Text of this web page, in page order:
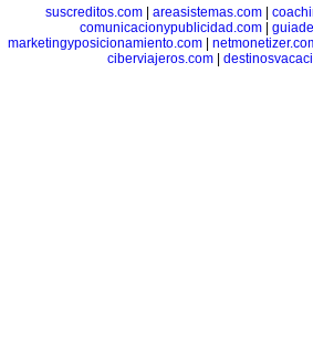
suscreditos.com
areasistemas.com
comunicacionypublicidad.com
marketingyposicionamiento.com|
ciberviajeros.com|